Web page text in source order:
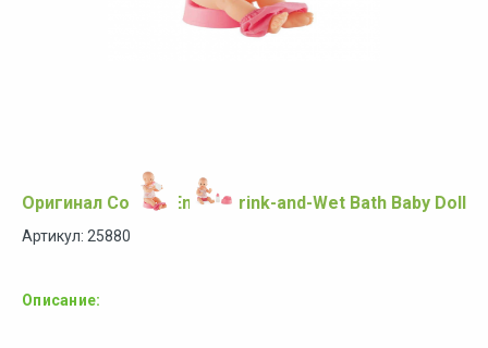
Оригинал Corolle Emma Drink-and-Wet Bath Baby Doll
Артикул: 25880
Описание: